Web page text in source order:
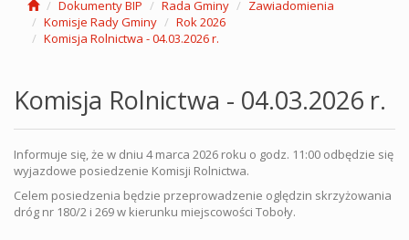
Dokumenty BIP Rada Gminy
Zawiadomienia
Komisje Rady Gminy
Rok 2026
Komisja Rolnictwa - 04.03.2026 r.
Komisja Rolnictwa - 04.03.2026 r.
Informuje się, że w dniu 4 marca 2026 roku o godz. 11:00 odbędzie się
wyjazdowe posiedzenie Komisji Rolnictwa.
Celem posiedzenia będzie przeprowadzenie oględzin skrzyżowania
dróg nr 180/2 i 269 w kierunku miejscowości Toboły.